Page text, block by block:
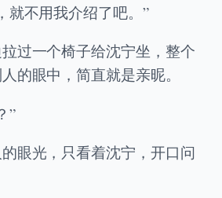
就不用我介绍了吧。”
过一个椅子给沈宁坐，整个
的眼中，简直就是亲昵。
”
眼光，只看着沈宁，开口问